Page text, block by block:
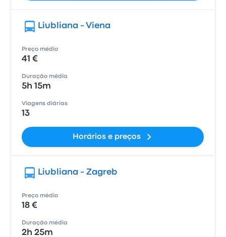
Liubliana - Viena
Preço médio
41 €
Duração média
5h 15m
Viagens diárias
13
Horários e preços
Liubliana - Zagreb
Preço médio
18 €
Duração média
2h 25m